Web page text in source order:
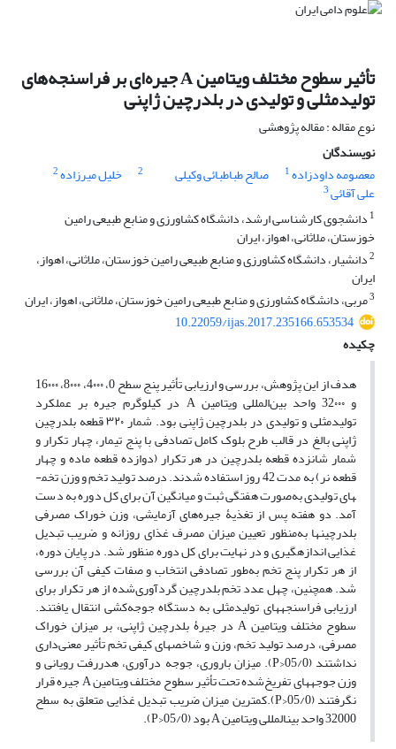
تأثیر سطوح مختلف ویتامین A جیره‌ای بر فراسنجه‌های
تولیدمثلی و تولیدی در بلدرچین ژاپنی
نوع مقاله : مقاله پژوهشی
نویسندگان
معصومه داودزاده1 صالح طباطبائی وکیلی 2 خلیل میرزاده2
علی آقائی3
1 دانشجوی کارشناسی ارشد، دانشگاه کشاورزی و منابع طبیعی رامین
خوزستان، ملاثانی، اهواز، ایران
2دانشیار، دانشگاه کشاورزی و منابع طبیعی رامین خوزستان، ملاثانی، اهواز،
ایران
3مربی، دانشگاه کشاورزی و منابع طبیعی رامین خوزستان، ملاثانی، اهواز، ایران
10.22059/ijas.2017.235166.653534
چکیده
هدف از این پژوهش، بررسی و ارزیابی تأثیر پنج سطح 0، 4۰۰۰، 8۰۰۰، 16۰۰۰
و 32۰۰۰ واحد بین‌المللی ویتامین A در کیلوگرم جیره بر عملکرد
تولیدمثلی و تولیدی در بلدرچین ژاپنی بود. شمار ۳۲۰ قطعه بلدرچین
ژاپنی بالغ در قالب طرح بلوک کامل تصادفی با پنج تیمار، چهار تکرار و
شمار شانزده قطعه بلدرچین در هر تکرار (دوازده قطعه ماده و چهار
قطعه نر) به مدت 42 روز استفاده شدند. درصد تولید تخم و وزن تخم­
های تولیدی به‌صورت هفتگی ثبت و میانگین آن برای کل دوره به دست
آمد. دو هفته پس از تغذیۀ جیره‌های آزمایشی، وزن خوراک مصرفی
بلدرچین­ها به‌منظور تعیین میزان مصرف غذای روزانه و ضریب تبدیل
غذایی اندازه­گیری و در نهایت برای کل دوره منظور شد. در پایان دوره،
از هر تکرار پنج تخم به‌طور تصادفی انتخاب و صفات کیفی آن بررسی
شد. همچنین، چهل عدد تخم بلدرچین گردآوری‌شده از هر تکرار برای
ارزیابی فراسنجه­های تولیدمثلی به دستگاه جوجه‌کشی انتقال یافتند.
سطوح مختلف ویتامین A در جیرۀ بلدرچین ژاپنی، بر میزان خوراک
مصرفی، درصد تولید تخم، وزن و شاخص­های کیفی تخم تأثیر معنی‌داری
نداشتند (05/0<P). میزان باروری، جوجه درآوری، هدررفت رویانی و
وزن جوجه­های تفریخ‌شده تحت تأثیر سطوح مختلف ویتامین A جیره قرار
نگرفتند (05/0<P).کمترین میزان ضریب تبدیل غذایی متعلق به سطح
32000 واحد بین­المللی ویتامین A بود (05/0<P).